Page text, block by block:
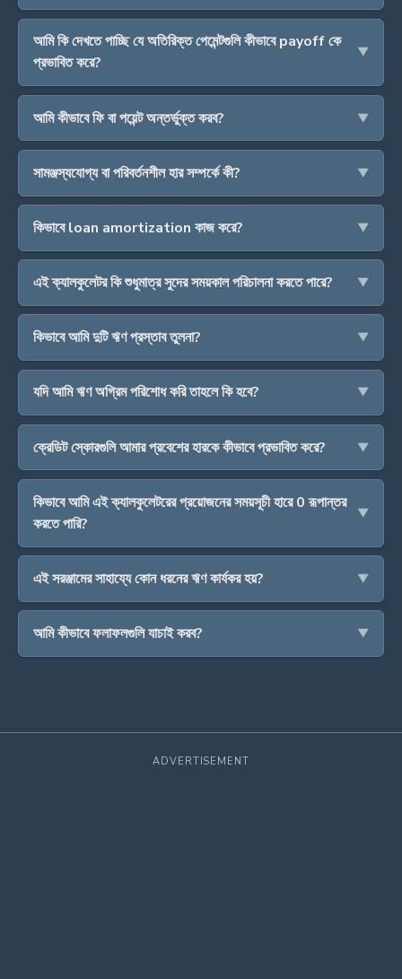
আমি কি দেখতে পাচ্ছি যে অতিরিক্ত পেমেন্টগুলি কীভাবে payoff কে
প্রভাবিত করে?
আমি কীভাবে ফি বা পয়েন্ট অন্তর্ভুক্ত করব?
সামঞ্জস্যযোগ্য বা পরিবর্তনশীল হার সম্পর্কে কী?
কিভাবে loan amortization কাজ করে?
এই ক্যালকুলেটর কি শুধুমাত্র সুদের সময়কাল পরিচালনা করতে পারে?
কিভাবে আমি দুটি ঋণ প্রস্তাব তুলনা?
যদি আমি ঋণ অগ্রিম পরিশোধ করি তাহলে কি হবে?
ক্রেডিট স্কোরগুলি আমার প্রবেশের হারকে কীভাবে প্রভাবিত করে?
কিভাবে আমি এই ক্যালকুলেটরের প্রয়োজনের সময়সূচী হারে 0 রূপান্তর
করতে পারি?
এই সরঞ্জামের সাহায্যে কোন ধরনের ঋণ কার্যকর হয়?
আমি কীভাবে ফলাফলগুলি যাচাই করব?
ADVERTISEMENT